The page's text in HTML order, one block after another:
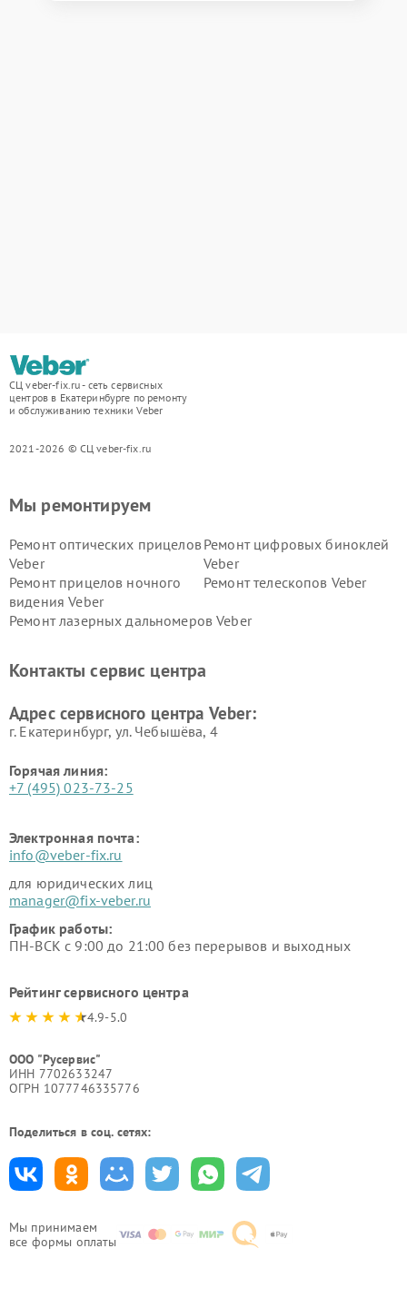
СЦ veber-fix.ru - сеть сервисных
центров в Екатеринбурге по ремонту
и обслуживанию техники Veber
2021-2026 © СЦ veber-fix.ru
Мы принимаем
все формы оплаты
Мы ремонтируем
Ремонт оптических прицелов
Veber
Ремонт цифровых биноклей
Veber
Ремонт прицелов ночного
видения Veber
Ремонт телескопов Veber
Ремонт лазерных дальномеров Veber
Контакты сервис центра
Адрес сервисного центра Veber:
г. Екатеринбург, ул. Чебышёва, 4
Горячая линия:
+7 (495) 023-73-25
Электронная почта:
info@veber-fix.ru
для юридических лиц
manager@fix-veber.ru
График работы:
ПН-ВСК с 9:00 до 21:00 без перерывов и выходных
Рейтинг сервисного центра
4.9-5.0
ООО "Русервис"
ИНН 7702633247
ОГРН 1077746335776
Поделиться в соц. сетях: